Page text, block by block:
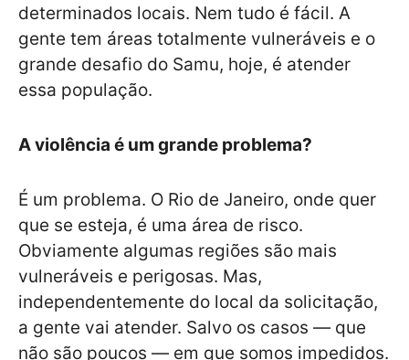
determinados locais. Nem tudo é fácil. A
gente tem áreas totalmente vulneráveis e o
grande desafio do Samu, hoje, é atender
essa população.
A violência é um grande problema?
É um problema. O Rio de Janeiro, onde quer
que se esteja, é uma área de risco.
Obviamente algumas regiões são mais
vulneráveis e perigosas. Mas,
independentemente do local da solicitação,
a gente vai atender. Salvo os casos — que
não são poucos — em que somos impedidos.